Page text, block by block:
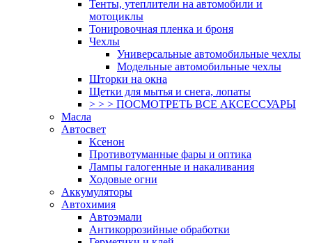
Тенты, утеплители на автомобили и
мотоциклы
Тонировочная пленка и броня
Чехлы
Универсальные автомобильные чехлы
Модельные автомобильные чехлы
Шторки на окна
Щетки для мытья и снега, лопаты
> > > ПОСМОТРЕТЬ ВСЕ АКСЕССУАРЫ
Масла
Автосвет
Ксенон
Противотуманные фары и оптика
Лампы галогенные и накаливания
Ходовые огни
Аккумуляторы
Автохимия
Автоэмали
Антикоррозийные обработки